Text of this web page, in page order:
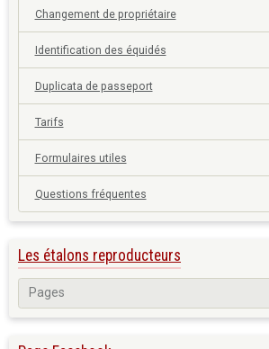
Changement de propriétaire
Identification des équidés
Duplicata de passeport
Tarifs
Formulaires utiles
Questions fréquentes
Les étalons reproducteurs